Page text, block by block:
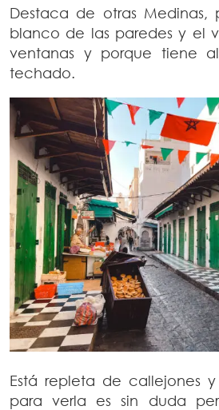
Destaca de otras Medinas,
blanco de las paredes y el
ventanas y porque tiene
techado.
Está repleta de callejones
para verla es sin duda